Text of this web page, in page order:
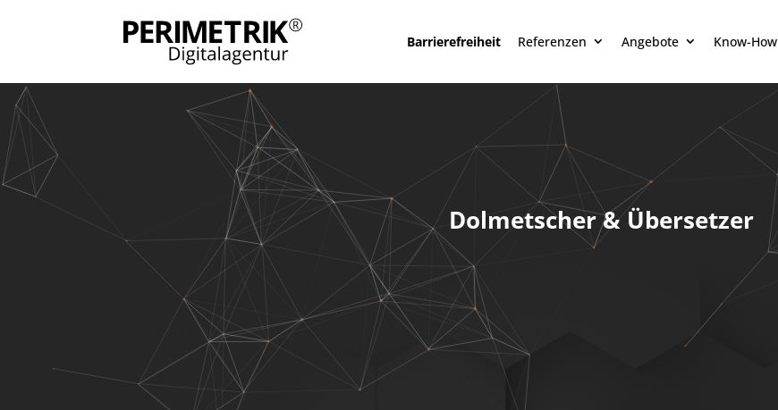
Barrierefreiheit Referenzen Angebote Know-How
Dolmetscher & Übersetzer